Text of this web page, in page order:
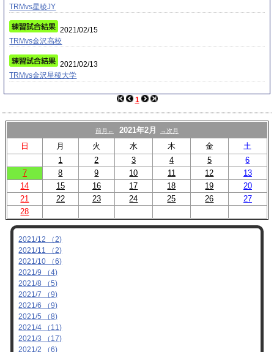
TRMvs星稜JY
2021/02/15
TRMvs金沢高校
2021/02/13
TRMvs金沢星稜大学
1
前月← 2021年2月 →次月
日 月 火 水 木 金
土
1
2 3 4 5
6
7
8 9 10 11 12
13
14
15 16 17 18 19
20
21
22 23 24 25 26
27
28
2021/12 （2)
2021/11 （2)
2021/10 （6)
2021/9 （4)
2021/8 （5)
2021/7 （9)
2021/6 （9)
2021/5 （8)
2021/4 （11)
2021/3 （17)
2021/2 （6)